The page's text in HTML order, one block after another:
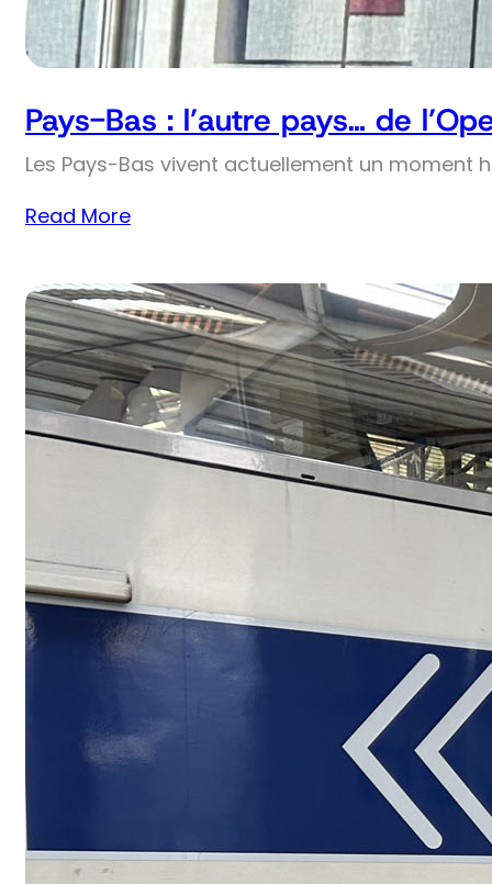
Pays-Bas : l’autre pays… de
Les Pays-Bas vivent actuellement un moment
Read More